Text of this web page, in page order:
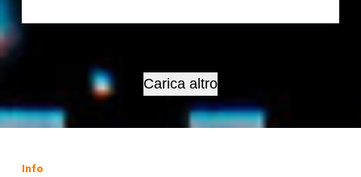
//
2018
Carica altro
Info